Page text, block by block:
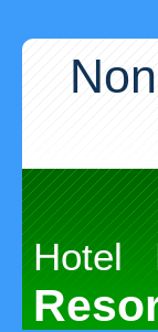
Hotel